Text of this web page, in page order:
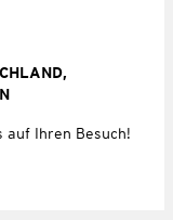
auf Ihren Besuch!